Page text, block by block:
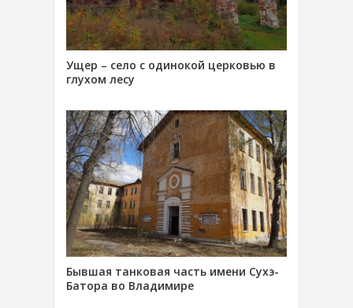
Ущер – село с одинокой церковью в
глухом лесу
Бывшая танковая часть имени Сухэ-
Батора во Владимире